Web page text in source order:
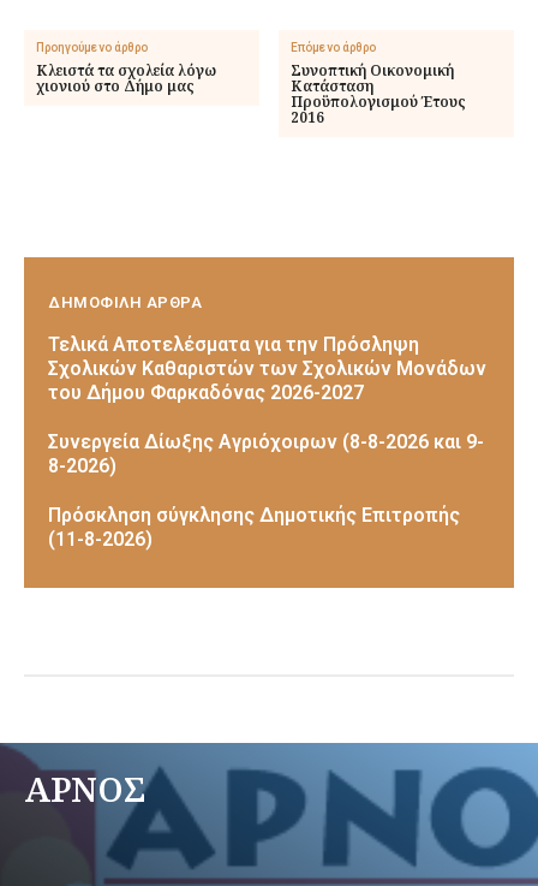
Προηγούμενο άρθρο
Κλειστά τα σχολεία λόγω
χιονιού στo Δήμο μας
Επόμενο άρθρο
Συνοπτική Οικονομική
Κατάσταση
Προϋπολογισμού Έτους
2016
ΔΗΜΟΦΙΛΗ ΑΡΘΡΑ
Τελικά Αποτελέσματα για την Πρόσληψη
Σχολικών Καθαριστών των Σχολικών Μονάδων
του Δήμου Φαρκαδόνας 2026-2027
Συνεργεία Δίωξης Αγριόχοιρων (8-8-2026 και 9-
8-2026)
Πρόσκληση σύγκλησης Δημοτικής Επιτροπής
(11-8-2026)
ΑΡΝΟΣ